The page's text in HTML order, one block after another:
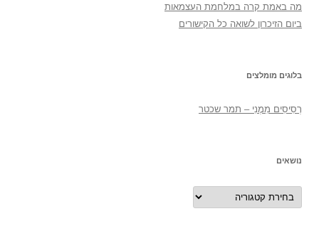
מה באמת קרה במלחמת העצמאות
ביום הזיכרון לשואה כל הקישורים
בלוגים מומלצים
רְסִיסִים מִמֶנִי – תמר שכטר
נושאים
נושאים